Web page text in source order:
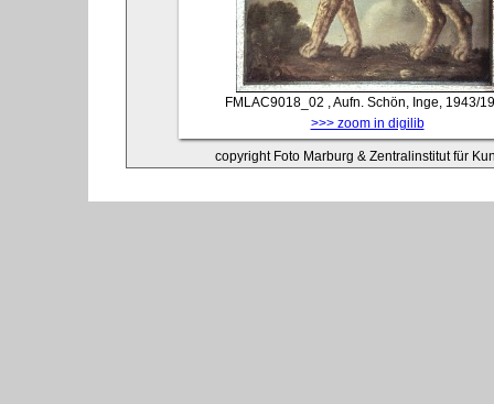
FMLAC9018_02 , Aufn. Schön, Inge, 1943/
>>> zoom in digilib
copyright Foto Marburg & Zentralinstitut für